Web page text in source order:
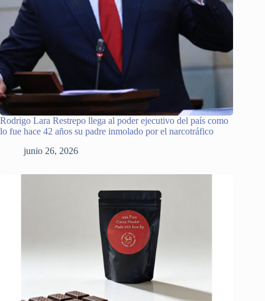
Rodrigo Lara Restrepo llega al poder ejecutivo del país como
lo fue hace 42 años su padre inmolado por el narcotráfico
junio 26, 2026